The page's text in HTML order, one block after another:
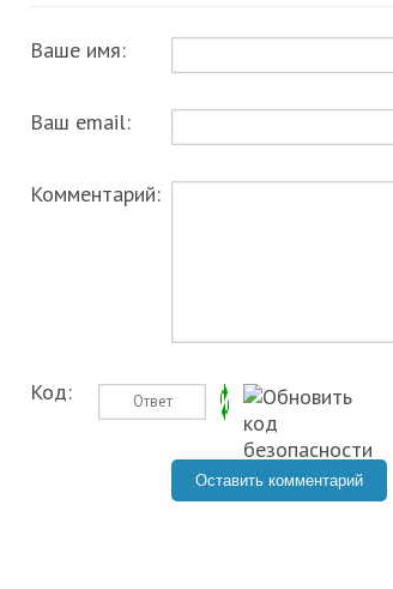
Ваше имя:
Ваш email:
Комментарий:
Код: